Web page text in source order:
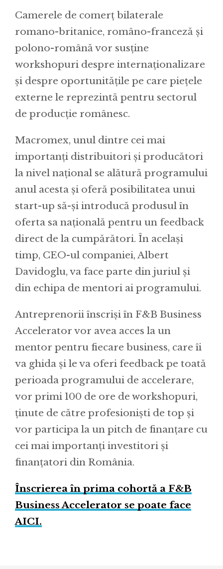
Camerele de comerț bilaterale
romano-britanice, româno-franceză și
polono-română vor susține
workshopuri despre internaționalizare
și despre oportunitățile pe care piețele
externe le reprezintă pentru sectorul
de producție românesc.
Macromex, unul dintre cei mai
importanți distribuitori și producători
la nivel național se alătură programului
anul acesta și oferă posibilitatea unui
start-up să-și introducă produsul în
oferta sa națională pentru un feedback
direct de la cumpărători. În același
timp, CEO-ul companiei, Albert
Davidoglu, va face parte din juriul și
din echipa de mentori ai programului.
Antreprenorii înscriși în F&B Business
Accelerator vor avea acces la un
mentor pentru fiecare business, care îi
va ghida și le va oferi feedback pe toată
perioada programului de accelerare,
vor primi 100 de ore de workshopuri,
ținute de către profesioniști de top și
vor participa la un pitch de finanțare cu
cei mai importanți investitori și
finanțatori din România.
Înscrierea în prima cohortă a F&B
Business Accelerator se poate face
AICI.